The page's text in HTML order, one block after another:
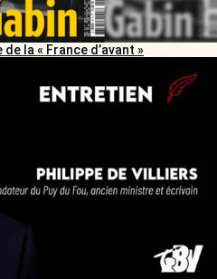
la « France d’avant »